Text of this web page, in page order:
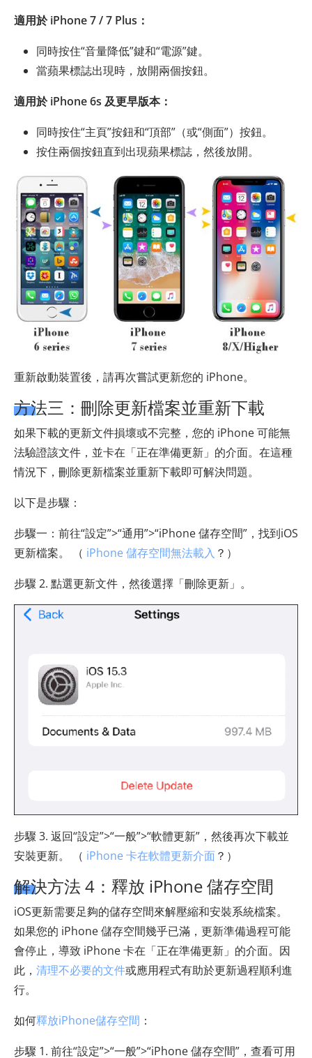
適用於 iPhone 7 / 7 Plus：
同時按住“音量降低”鍵和“電源”鍵。
當蘋果標誌出現時，放開兩個按鈕。
適用於 iPhone 6s 及更早版本：
同時按住“主頁”按鈕和“頂部”（或“側面”）按鈕。
按住兩個按鈕直到出現蘋果標誌，然後放開。
重新啟動裝置後，請再次嘗試更新您的 iPhone。
方法三：刪除更新檔案並重新下載
如果下載的更新文件損壞或不完整，您的 iPhone 可能無
法驗證該文件，並卡在「正在準備更新」的介面。在這種
情況下，刪除更新檔案並重新下載即可解決問題。
以下是步驟：
步驟一：前往“設定”>“通用”>“iPhone 儲存空間”，找到iOS
更新檔案。 （ iPhone 儲存空間無法載入 ？）
步驟 2. 點選更新文件，然後選擇「刪除更新」。
步驟 3. 返回“設定”>“一般”>“軟體更新”，然後再次下載並
安裝更新。 （ iPhone 卡在軟體更新介面 ？）
解決方法 4：釋放 iPhone 儲存空間
iOS更新需要足夠的儲存空間來解壓縮和安裝系統檔案。
如果您的 iPhone 儲存空間幾乎已滿，更新準備過程可能
會停止，導致 iPhone 卡在「正在準備更新」的介面。因
此， 清理不必要的文件或應用程式有助於更新過程順利進
行。
如何釋放iPhone儲存空間 ：
步驟 1. 前往“設定”>“一般”>“iPhone 儲存空間”，查看可用